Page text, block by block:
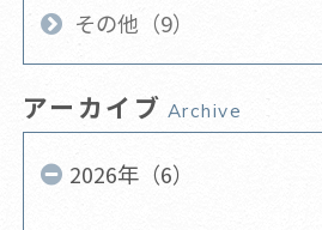
その他（9）
アーカイブ Archive
2026年（6）